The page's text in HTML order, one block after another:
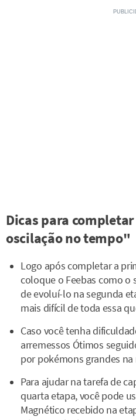
Dicas para
oscilação no tempo"
Logo após completar a
coloque o Feebas como o
de evoluí-lo na segunda
mais difícil de toda essa
Caso você tenha
arremessos Ótimos
por pokémons grandes
Para ajudar na tarefa de
quarta etapa, você pode
Magnético recebido na